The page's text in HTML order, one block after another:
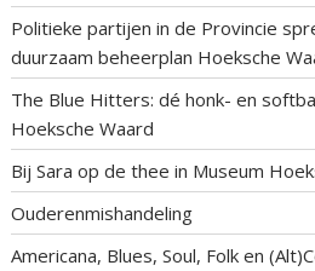
Politieke partijen in de Provincie
duurzaam beheerplan Hoeksche
The Blue Hitters: dé honk- en
Hoeksche Waard
Bij Sara op de thee in Museum
Ouderenmishandeling
Americana, Blues, Soul, Folk en